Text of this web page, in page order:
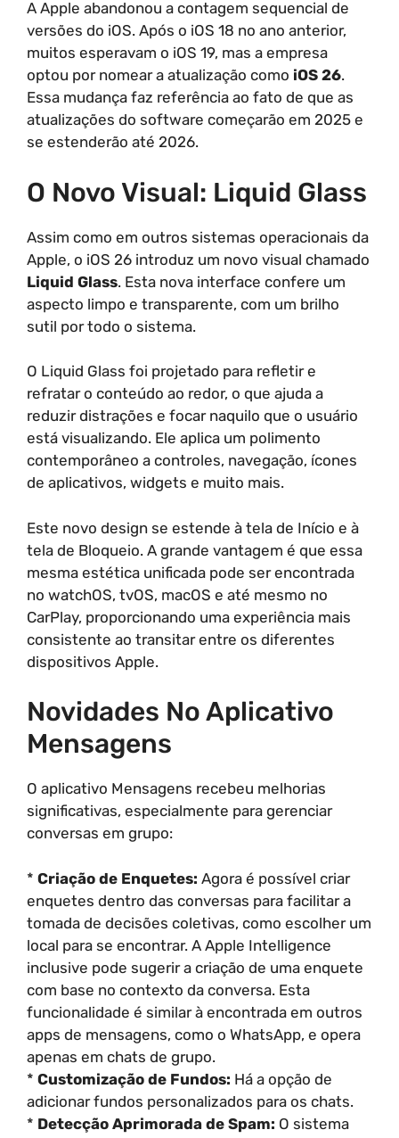
A Apple abandonou a contagem sequencial de
versões do iOS. Após o iOS 18 no ano anterior,
muitos esperavam o iOS 19, mas a empresa
optou por nomear a atualização como iOS 26.
Essa mudança faz referência ao fato de que as
atualizações do software começarão em 2025 e
se estenderão até 2026.
O Novo Visual: Liquid Glass
Assim como em outros sistemas operacionais da
Apple, o iOS 26 introduz um novo visual chamado
Liquid Glass. Esta nova interface confere um
aspecto limpo e transparente, com um brilho
sutil por todo o sistema.
O Liquid Glass foi projetado para refletir e
refratar o conteúdo ao redor, o que ajuda a
reduzir distrações e focar naquilo que o usuário
está visualizando. Ele aplica um polimento
contemporâneo a controles, navegação, ícones
de aplicativos, widgets e muito mais.
Este novo design se estende à tela de Início e à
tela de Bloqueio. A grande vantagem é que essa
mesma estética unificada pode ser encontrada
no watchOS, tvOS, macOS e até mesmo no
CarPlay, proporcionando uma experiência mais
consistente ao transitar entre os diferentes
dispositivos Apple.
Novidades No Aplicativo
Mensagens
O aplicativo Mensagens recebeu melhorias
significativas, especialmente para gerenciar
conversas em grupo:
* Criação de Enquetes: Agora é possível criar
enquetes dentro das conversas para facilitar a
tomada de decisões coletivas, como escolher um
local para se encontrar. A Apple Intelligence
inclusive pode sugerir a criação de uma enquete
com base no contexto da conversa. Esta
funcionalidade é similar à encontrada em outros
apps de mensagens, como o WhatsApp, e opera
apenas em chats de grupo.
* Customização de Fundos: Há a opção de
adicionar fundos personalizados para os chats.
* Detecção Aprimorada de Spam: O sistema